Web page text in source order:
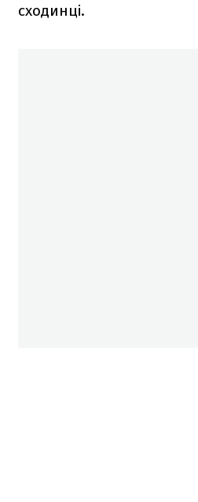
сходинці.